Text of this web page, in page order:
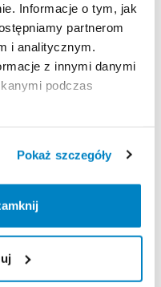
Informacje o tym, jak
partnerom
i analitycznym.
z innymi danymi
podczas
Pokaż szczegóły